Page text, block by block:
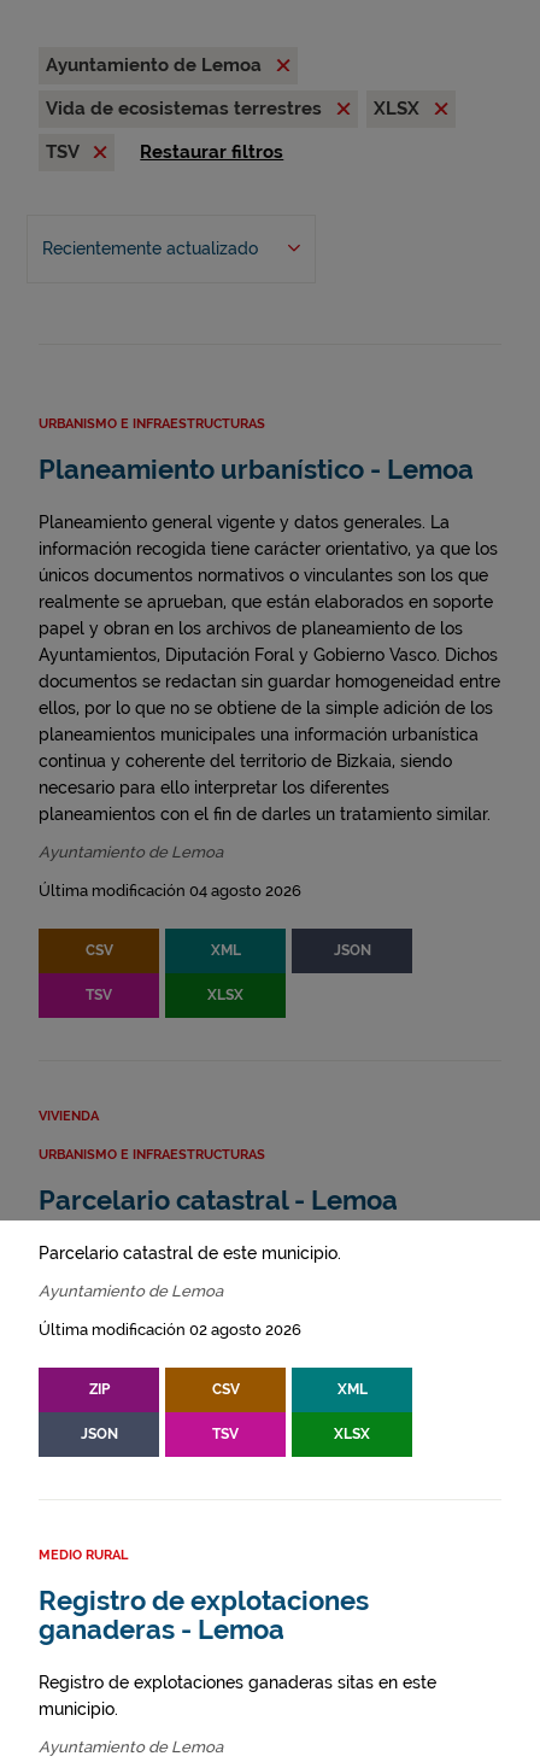
Ayuntamiento de Lemoa
Vida de ecosistemas terrestres
XLSX
TSV
Restaurar filtros
Recientemente actualizado
URBANISMO E INFRAESTRUCTURAS
Planeamiento urbanístico - Lemoa
Planeamiento general vigente y datos generales. La
información recogida tiene carácter orientativo, ya que los
únicos documentos normativos o vinculantes son los que
realmente se aprueban, que están elaborados en soporte
papel y obran en los archivos de planeamiento de los
Ayuntamientos, Diputación Foral y Gobierno Vasco. Dichos
documentos se redactan sin guardar homogeneidad entre
ellos, por lo que no se obtiene de la simple adición de los
planeamientos municipales una información urbanística
continua y coherente del territorio de Bizkaia, siendo
necesario para ello interpretar los diferentes
planeamientos con el fin de darles un tratamiento similar.
Ayuntamiento de Lemoa
Última modificación 04 agosto 2026
CSV XML JSON
TSV XLSX
VIVIENDA
URBANISMO E INFRAESTRUCTURAS
Parcelario catastral - Lemoa
Parcelario catastral de este municipio.
Ayuntamiento de Lemoa
Última modificación 02 agosto 2026
ZIP CSV XML
JSON TSV XLSX
MEDIO RURAL
Registro de explotaciones
ganaderas - Lemoa
Registro de explotaciones ganaderas sitas en este
municipio.
Ayuntamiento de Lemoa